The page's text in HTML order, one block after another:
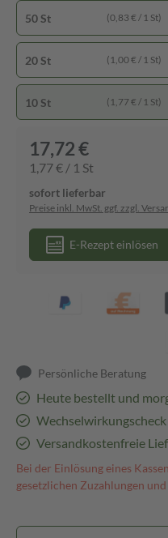
50 St (0,83 € / 1 St)
20 St (1,00 € / 1 St)
10 St (1,77 € / 1 St)
17,72 €
1,77 € / 1 St
sofort lieferbar
Preise inkl. MwSt. ggf. zzgl.
E-Rezept einlösen
Persönliche Beratung
Heute bestellt und
Versandkostenfreie
Bei der Einlösung eines
gesetzlichen Zuzahlungen